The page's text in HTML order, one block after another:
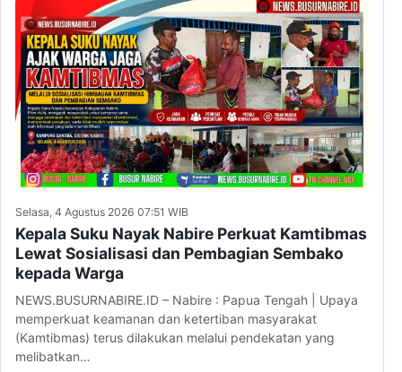
Selasa, 4 Agustus 2026 07:51 WIB
Kepala Suku Nayak Nabire Perkuat Kamtibmas
Lewat Sosialisasi dan Pembagian Sembako
kepada Warga
NEWS.BUSURNABIRE.ID – Nabire : Papua Tengah | Upaya
memperkuat keamanan dan ketertiban masyarakat
(Kamtibmas) terus dilakukan melalui pendekatan yang
melibatkan…